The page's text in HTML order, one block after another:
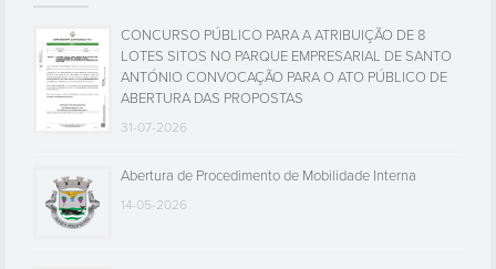
CONCURSO PÚBLICO PARA A ATRIBUIÇÃO DE 8
LOTES SITOS NO PARQUE EMPRESARIAL DE SANTO
ANTÓNIO CONVOCAÇÃO PARA O ATO PÚBLICO DE
ABERTURA DAS PROPOSTAS
31-07-2026
Abertura de Procedimento de Mobilidade Interna
14-05-2026